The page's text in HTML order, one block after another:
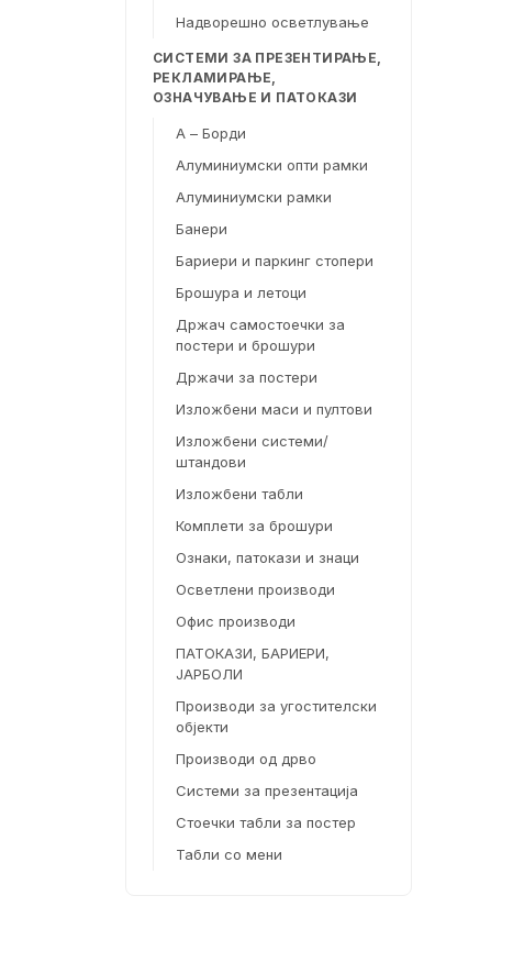
Надворешно осветлување
СИСТЕМИ ЗА ПРЕЗЕНТИРАЊЕ,
РЕКЛАМИРАЊЕ,
ОЗНАЧУВАЊЕ И ПАТОКАЗИ
А – Борди
Алуминиумски опти рамки
Алуминиумски рамки
Банери
Бариери и паркинг стопери
Брошура и летоци
Држач самостоечки за
постери и брошури
Држачи за постери
Изложбени маси и пултови
Изложбени системи/
штандови
Изложбени табли
Комплети за брошури
Ознаки, патокази и знаци
Осветлени производи
Офис производи
ПАТОКАЗИ, БАРИЕРИ,
ЈАРБОЛИ
Производи за угостителски
објекти
Производи од дрво
Системи за презентација
Стоечки табли за постер
Табли со мени